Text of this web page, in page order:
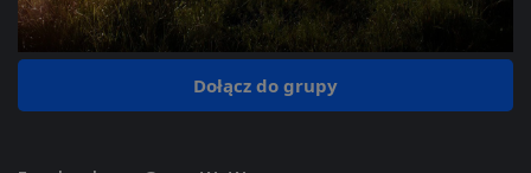
Dołącz do grupy